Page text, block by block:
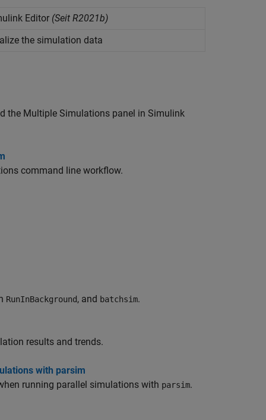
Editor (Seit R2021b)
the simulation data
the Multiple Simulations panel in Simulink
command line workflow.
RunInBackground, and batchsim.
results and trends.
with parsim
running parallel simulations with parsim.